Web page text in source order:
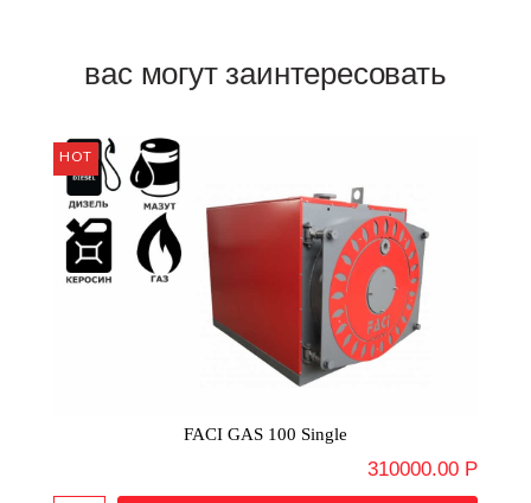
вас могут заинтересовать
FACI GAS 100 Single
310000.00 Р